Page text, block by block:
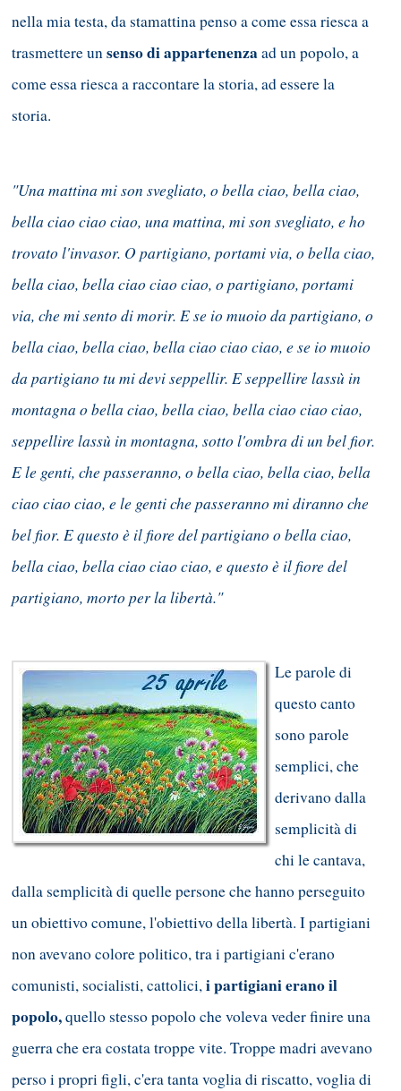
nella mia testa, da stamattina penso a come essa riesca a
trasmettere unsenso di appartenenzaad un popolo, a
come essa riesca a raccontare la storia, ad essere la
storia.
"Una mattina mi son svegliato, o bella ciao, bella ciao,
bella ciao ciao ciao, una mattina, mi son svegliato, e ho
trovato l'invasor. O partigiano, portami via, o bella ciao,
bella ciao, bella ciao ciao ciao, o partigiano, portami
via, che mi sento di morir. E se io muoio da partigiano, o
bella ciao, bella ciao, bella ciao ciao ciao, e se io muoio
da partigiano tu mi devi seppellir. E seppellire lassù in
montagna o bella ciao, bella ciao, bella ciao ciao ciao,
seppellire lassù in montagna, sotto l'ombra di un bel fior.
E le genti, che passeranno, o bella ciao, bella ciao, bella
ciao ciao ciao, e le genti che passeranno mi diranno che
bel fior. E questo è il fiore del partigiano o bella ciao,
bella ciao, bella ciao ciao ciao, e questo è il fiore del
partigiano, morto per la libertà."
Le parole di
questo canto
sono parole
semplici, che
derivano dalla
semplicità di
chi le cantava,
dalla semplicità di quelle persone che hanno perseguito
un obiettivo comune, l'obiettivo della libertà. I partigiani
non avevano colore politico, tra i partigiani c'erano
comunisti, socialisti, cattolici,i partigiani erano il
popolo,quello stesso popolo che voleva veder finire una
guerra che era costata troppe vite. Troppe madri avevano
perso i propri figli, c'era tanta voglia di riscatto, voglia di